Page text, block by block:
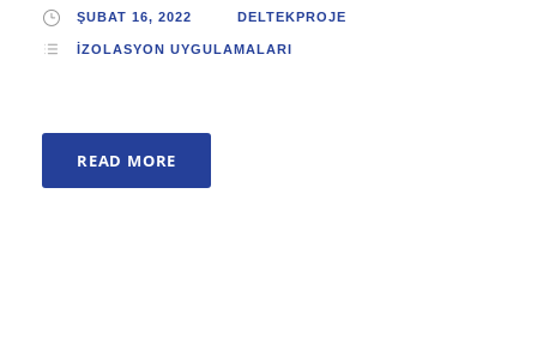
ŞUBAT 16, 2022 DELTEKPROJE
İZOLASYON UYGULAMALARI
READ MORE